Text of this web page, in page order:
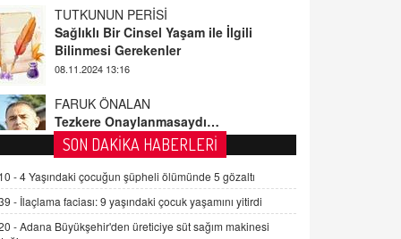
08.11.2024 13:16
FARUK ÖNALAN
Tezkere Onaylanmasaydı…
AV. DOĞAN CAN DOĞAN
Kişisel verilerin korunması ve dijital
hukukun gelişimi
SEHER EREK
SON DAKİKA HABERLERİ
-4 Yaşındaki çocuğun şüpheli ölümünde 5 gözaltı
- İlaçlama faciası: 9 yaşındaki çocuk yaşamını yitirdi
-Adana Büyükşehir'den üreticiye süt sağım makinesi